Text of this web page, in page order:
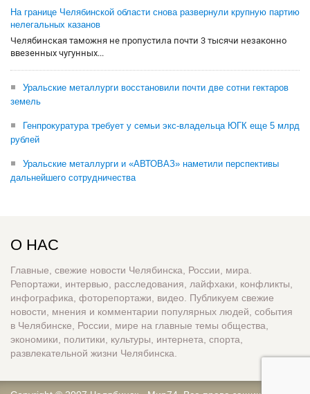
На границе Челябинской области снова развернули крупную партию
нелегальных казанов
Челябинская таможня не пропустила почти 3 тысячи незаконно
ввезенных чугунных...
Уральские металлурги восстановили почти две сотни гектаров
земель
Генпрокуратура требует у семьи экс-владельца ЮГК еще 5 млрд
рублей
Уральские металлурги и «АВТОВАЗ» наметили перспективы
дальнейшего сотрудничества
О НАС
Главные, свежие новости Челябинска, России, мира.
Репортажи, интервью, расследования, лайфхаки, конфликты,
инфографика, фоторепортажи, видео. Публикуем свежие
новости, мнения и комментарии популярных людей, события
в Челябинске, России, мире на главные темы общества,
экономики, политики, культуры, интернета, спорта,
развлекательной жизни Челябинска.